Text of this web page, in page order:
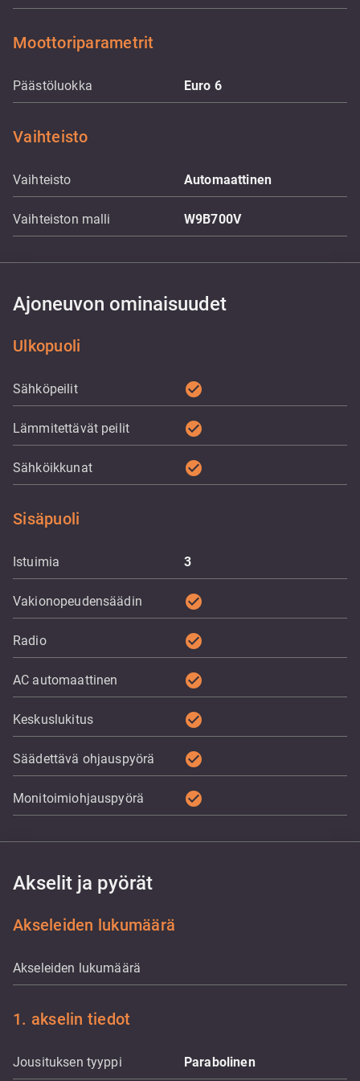
Moottoriparametrit
Päästöluokka Euro 6
Vaihteisto
Vaihteisto Automaattinen
Vaihteiston malli W9B700V
Ajoneuvon ominaisuudet
Ulkopuoli
Sähköpeilit check_circle
Lämmitettävät peilit check_circle
Sähköikkunat check_circle
Sisäpuoli
Istuimia 3
Vakionopeudensäädin check_circle
Radio check_circle
AC automaattinen check_circle
Keskuslukitus check_circle
Säädettävä ohjauspyörä check_circle
Monitoimiohjauspyörä check_circle
Akselit ja pyörät
Akseleiden lukumäärä
Akseleiden lukumäärä
1. akselin tiedot
Jousituksen tyyppi Parabolinen